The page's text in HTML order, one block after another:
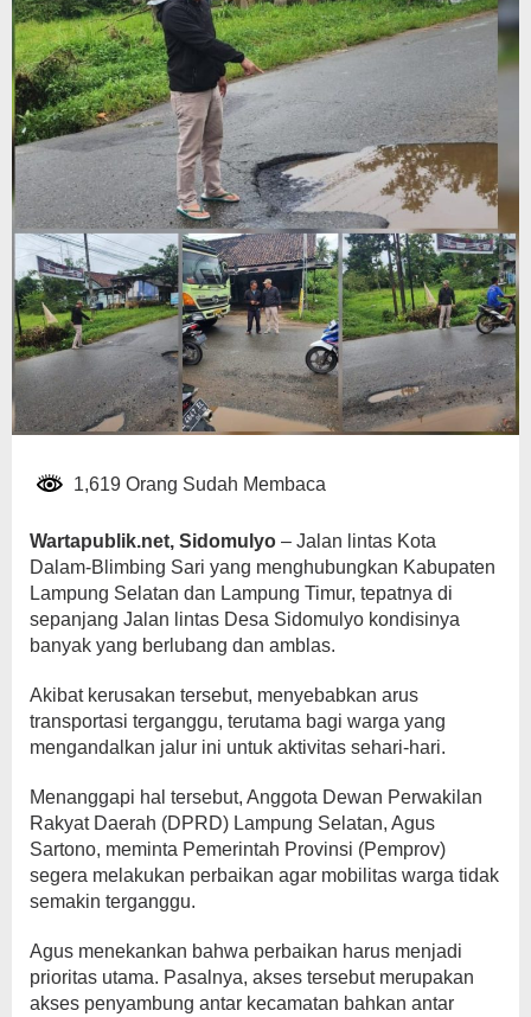
1,619 Orang Sudah Membaca
Wartapublik.net, Sidomulyo – Jalan lintas Kota
Dalam-Blimbing Sari yang menghubungkan Kabupaten
Lampung Selatan dan Lampung Timur, tepatnya di
sepanjang Jalan lintas Desa Sidomulyo kondisinya
banyak yang berlubang dan amblas.
Akibat kerusakan tersebut, menyebabkan arus
transportasi terganggu, terutama bagi warga yang
mengandalkan jalur ini untuk aktivitas sehari-hari.
Menanggapi hal tersebut, Anggota Dewan Perwakilan
Rakyat Daerah (DPRD) Lampung Selatan, Agus
Sartono, meminta Pemerintah Provinsi (Pemprov)
segera melakukan perbaikan agar mobilitas warga tidak
semakin terganggu.
Agus menekankan bahwa perbaikan harus menjadi
prioritas utama. Pasalnya, akses tersebut merupakan
akses penyambung antar kecamatan bahkan antar